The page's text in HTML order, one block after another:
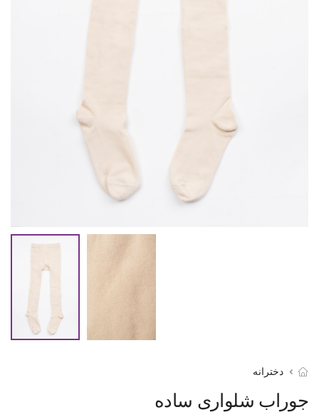
دخترانه
جوراب شلواری ساده